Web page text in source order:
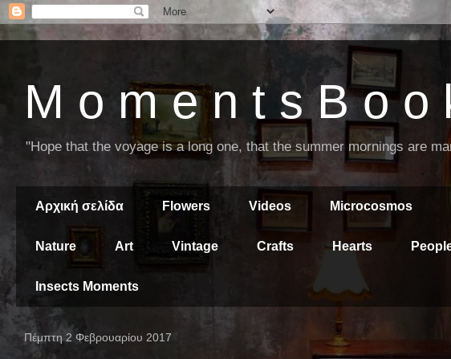
M o m e n t s B o o
"Hope that the voyage is a long one, that the summer mornings are
Αρχική σελίδα Flowers Videos Microcosmos
Nature Art Vintage Crafts Hearts
Insects Moments
Πέμπτη 2 Φεβρουαρίου 2017